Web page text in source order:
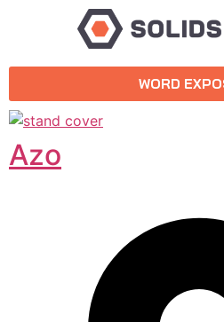
WORD
Azo